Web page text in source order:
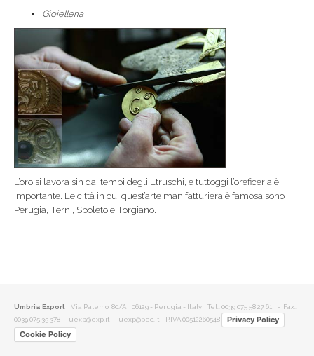
Gioielleria
L’oro si lavora sin dai tempi degli Etruschi, e tutt’oggi l’oreficeria è
importante. Le città in cui quest’arte manifatturiera è famosa sono
Perugia, Terni, Spoleto e Torgiano.
Umbria Export Via Palemo, 80/A 06129 - Perugia - Italy Tel.: 0039 075 58 27 61 - Fax.:
0039 075 35 378 - uexp@exp.it - uexp@pec.it P.IVA 00512260548
Privacy Policy
Cookie Policy